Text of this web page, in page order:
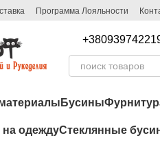
Программа Лояльности
Бусины
на одеждуСтеклянные